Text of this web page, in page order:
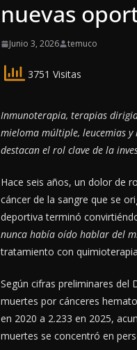
nuevas
Junio 3, 2026 temuco
3751 Visitas
Inmunoterapia, terapias
mieloma múltiple, leucemias y
destacan el rol clave de la
Hace seis años, un dolor de
cáncer de la sangre que se
deportiva terminó
nunca había oído hablar del
tratamiento con
Según cifras preliminares del
muertes por cánceres
en 2020 a 2.233 en 2025,
muertes se concentró en